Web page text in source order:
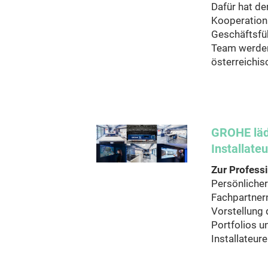
Dafür hat
Team
GROHE
Zur
Vorstellung
Portfolios